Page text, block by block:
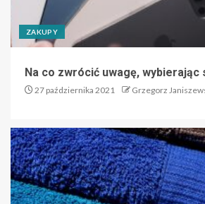
ZAKUPY
Na co zwrócić uwagę, wybierając
27 października 2021 Grzegorz